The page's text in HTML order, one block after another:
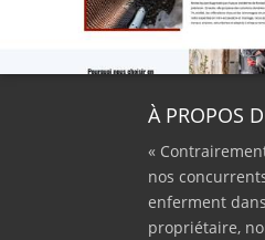
À PROPOS
«
nos
enferment
propriétaire,